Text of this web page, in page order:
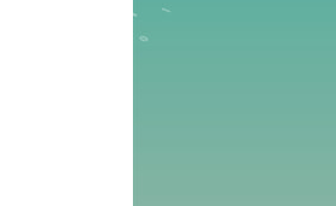
2023년 제7회 기출복원
2022년 제5회 기출복원
2022년 제4회 기출복원